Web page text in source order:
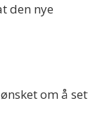
den nye
om å